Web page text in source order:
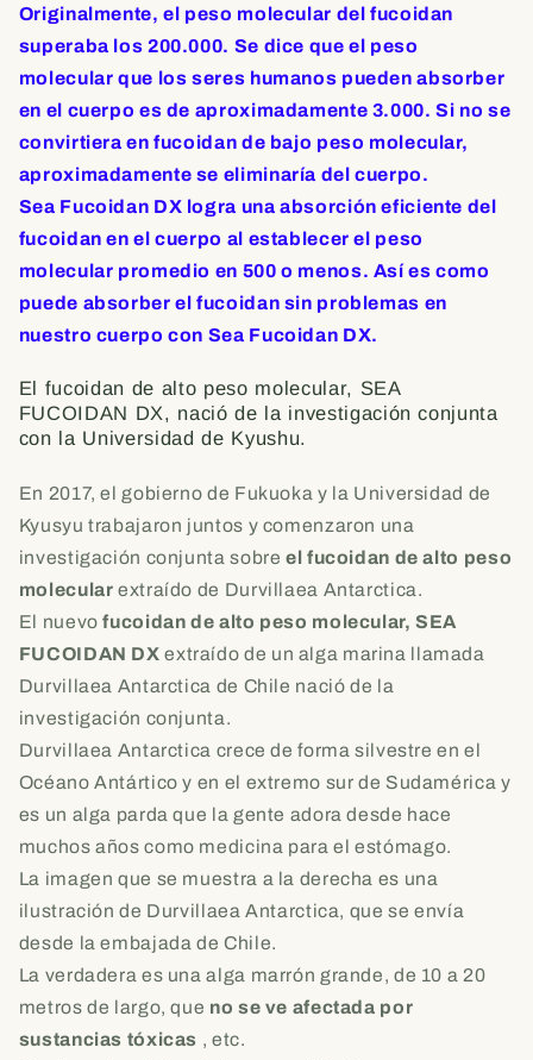
Originalmente, el peso molecular del fucoidan
superaba los 200.000. Se dice que el peso
molecular que los seres humanos pueden absorber
en el cuerpo es de aproximadamente 3.000. Si no se
convirtiera en fucoidan de bajo peso molecular,
aproximadamente se eliminaría del cuerpo.
Sea Fucoidan DX logra una absorción eficiente del
fucoidan en el cuerpo al establecer el peso
molecular promedio en 500 o menos. Así es como
puede absorber el fucoidan sin problemas en
nuestro cuerpo con Sea Fucoidan DX.
El fucoidan de alto peso molecular, SEA
FUCOIDAN DX, nació de la investigación conjunta
con la Universidad de Kyushu.
En 2017, el gobierno de Fukuoka y la Universidad de
Kyusyu trabajaron juntos y comenzaron una
investigación conjunta sobreel fucoidan de alto peso
molecular extraído de Durvillaea Antarctica.
El nuevofucoidan de alto peso molecular, SEA
FUCOIDAN DX extraído de un alga marina llamada
Durvillaea Antarctica de Chile nació de la
investigación conjunta.
Durvillaea Antarctica crece de forma silvestre en el
Océano Antártico y en el extremo sur de Sudamérica y
es un alga parda que la gente adora desde hace
muchos años como medicina para el estómago.
La imagen que se muestra a la derecha es una
ilustración de Durvillaea Antarctica, que se envía
desde la embajada de Chile.
La verdadera es una alga marrón grande, de 10 a 20
metros de largo, que no se ve afectada por
sustancias tóxicas , etc.